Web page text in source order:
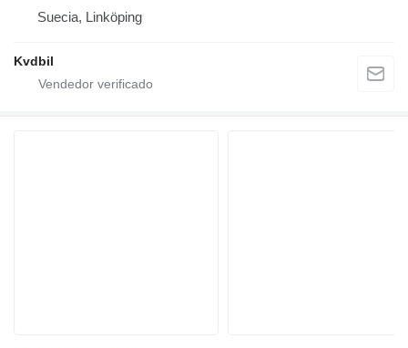
Suecia, Linköping
Kvdbil